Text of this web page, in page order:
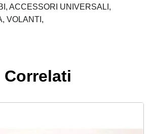
ACCESSORI UNIVERSALI,
VOLANTI,